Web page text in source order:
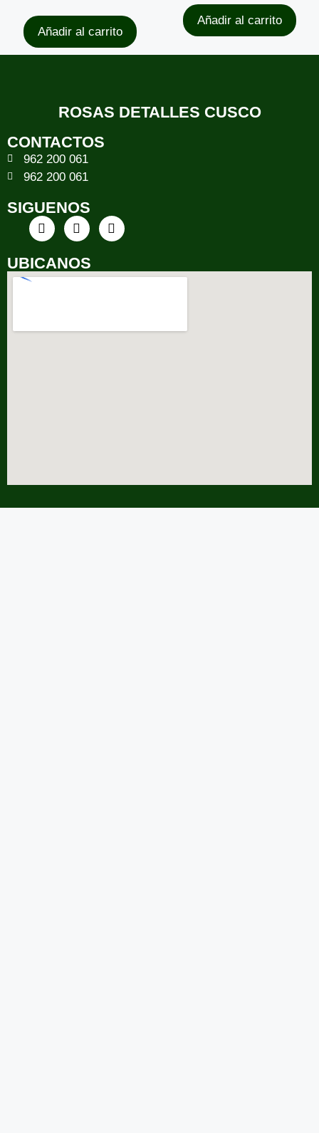
Añadir al carrito
Añadir al carrito
ROSAS DETALLES CUSCO
CONTACTOS
962 200 061
962 200 061
SIGUENOS
UBICANOS